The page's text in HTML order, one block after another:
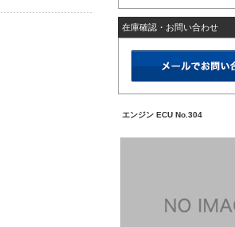
在庫確認・お問い合わせ
エンジン ECU No.304